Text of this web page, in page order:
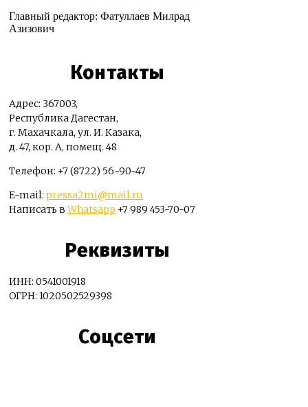
Главный редактор: Фатуллаев Милрад
Азизович
Контакты
Адрес: 367003,
Республика Дагестан,
г. Махачкала, ул. И. Казака,
д. 47, кор. А, помещ. 48
Телефон: +7 (8722) 56-90-47
E-mail: pressa2mi@mail.ru
Написать вWhatsapp +7 989 453-70-07
Реквизиты
ИНН: 0541001918
ОГРН: 1020502529398
Соцсети